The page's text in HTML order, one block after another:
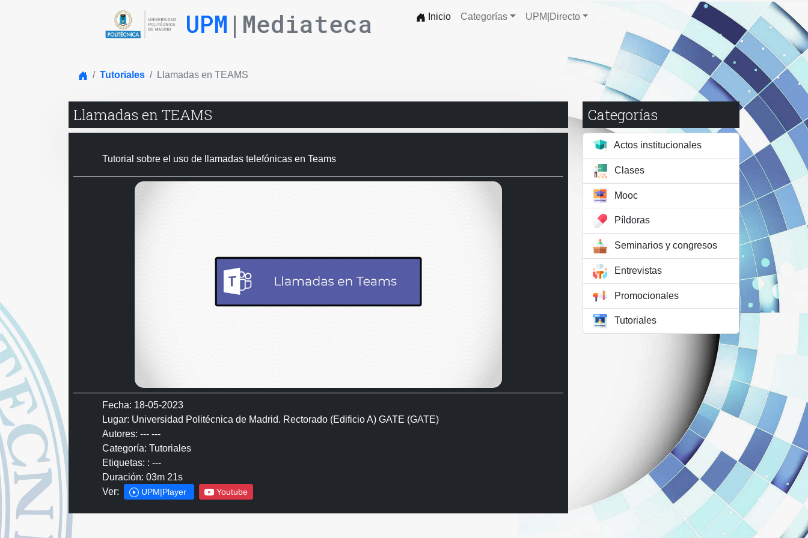
UPM |Mediateca Inicio Categorías UPM|Directo
Inicio
Tutoriales Llamadas en TEAMS
Llamadas en TEAMS
Tutorial sobre el uso de llamadas telefónicas en Teams
Fecha: 18-05-2023
Lugar: Universidad Politécnica de Madrid. Rectorado (Edificio A) GATE (GATE)
Autores: --- ---
Categoría: Tutoriales
Etiquetas: : ---
Duración: 03m 21s
Ver:
UPM|Player Youtube
Categorías
Actos institucionales
Clases
Mooc
Píldoras
Seminarios y congresos
Entrevistas
Promocionales
Tutoriales